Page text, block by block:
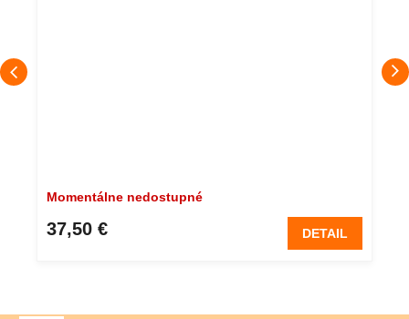
Momentálne nedostupné
37,50 € DETAIL